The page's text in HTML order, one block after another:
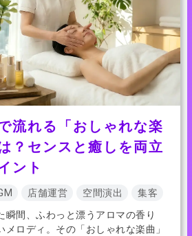
流れる「おしゃれな楽
？センスと癒しを両立
ント
店舗運営 空間演出
集客
瞬間、ふわっと漂うアロマの香り
メロディ。その「おしゃれな楽曲」